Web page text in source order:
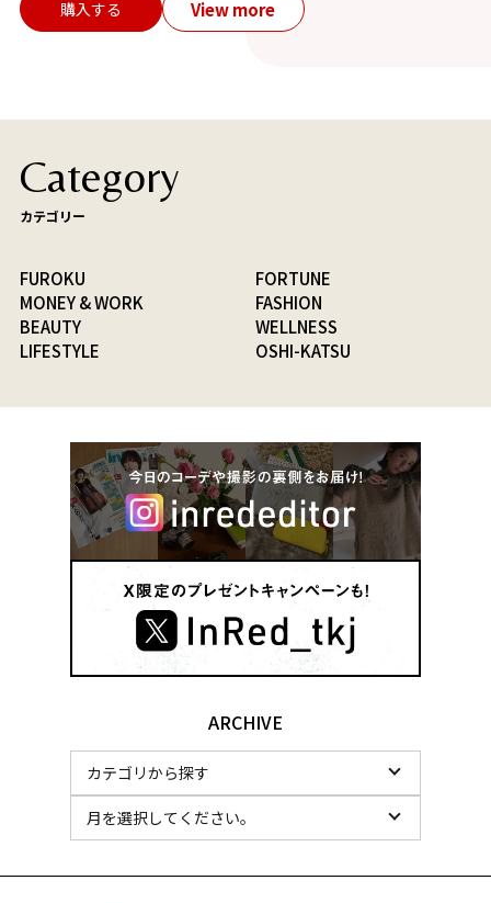
購入する View more
Category
カテゴリー
FUROKU
FORTUNE
MONEY & WORK
FASHION
BEAUTY
WELLNESS
LIFESTYLE
OSHI-KATSU
ARCHIVE